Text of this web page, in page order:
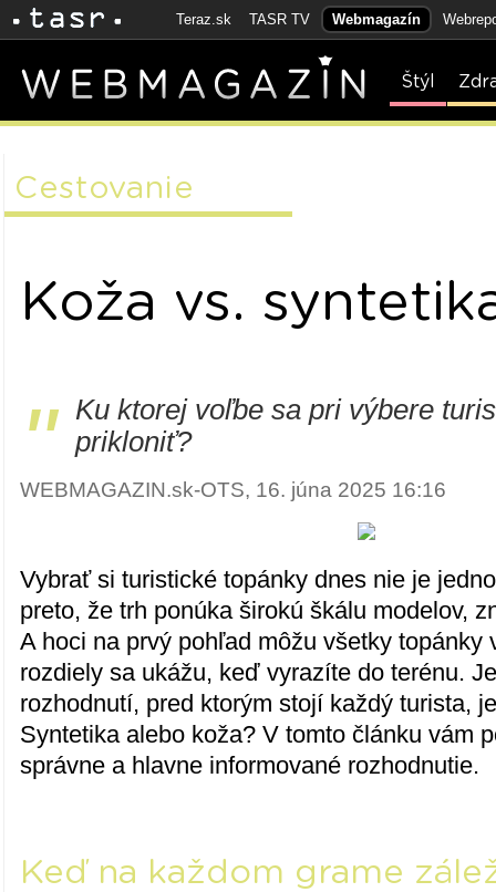
Teraz.sk TASR TV Webmagazín
Štýl
Cestovanie
Koža vs.
"
Ku ktorej voľbe sa pri výbere
prikloniť?
WEBMAGAZIN.sk-OTS, 16. júna 2025 16:16
Vybrať si turistické topánky dnes nie je
preto, že trh ponúka širokú škálu modelov,
A hoci na prvý pohľad môžu všetky topánky
rozdiely sa ukážu, keď vyrazíte do terénu.
rozhodnutí, pred ktorým stojí každý turista,
Syntetika alebo koža? V tomto článku vám
správne a hlavne informované rozhodnutie.
Keď na každom grame